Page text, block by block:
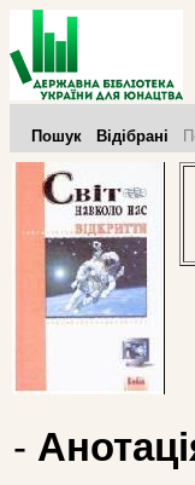
Пошук Відібрані
-